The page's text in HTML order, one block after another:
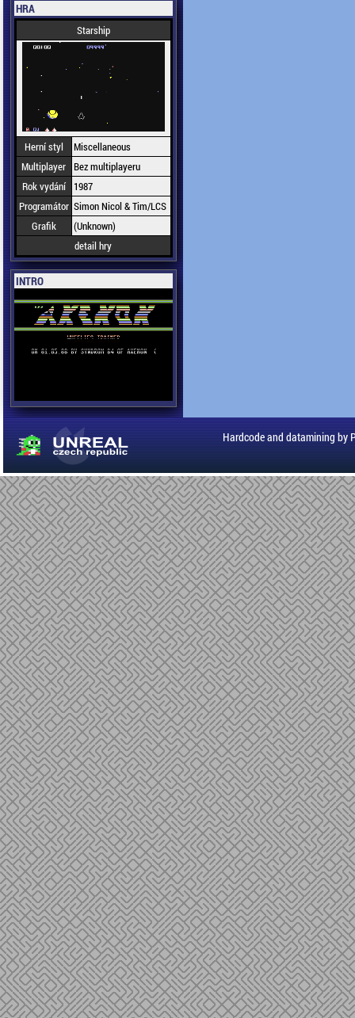
HRA
Starship
Herní styl
Miscellaneous
Multiplayer Bez multiplayeru
Rok vydání
1987
Programátor Simon Nicol & Tim/LCS
Grafik
(Unknown)
detail hry
INTRO
Hardcode and datamining by